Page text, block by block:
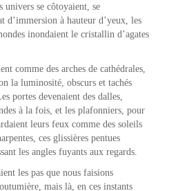
univers se côtoyaient, se
d’immersion à hauteur d’yeux, les
inondaient le cristallin d’agates
comme des arches de cathédrales,
la luminosité, obscurs et tachés
portes devenaient des dalles,
à la fois, et les plafonniers, pour
leurs feux comme des soleils
ces glissières pentues
les angles fuyants aux regards.
les pas que nous faisions
mais là, en ces instants